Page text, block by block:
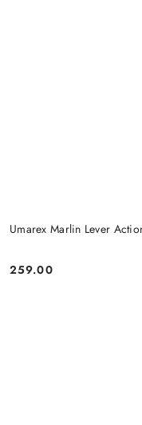
Umarex Marlin Lever
Cena:
259.00